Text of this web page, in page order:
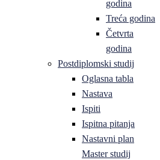
godina
Treća godina
Četvrta
godina
Postdiplomski studij
Oglasna tabla
Nastava
Ispiti
Ispitna pitanja
Nastavni plan
Master studij